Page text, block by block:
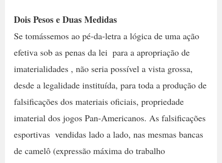
Dois Pesos e Duas Medidas
Se tomássemos ao pé-da-letra a lógica de uma ação
efetiva sob as penas da lei  para a apropriação de
imaterialidades , não seria possível a vista grossa,
desde a legalidade instituída, para toda a produção de
falsificações dos materiais oficiais, propriedade
imaterial dos jogos Pan-Americanos. As falsificações
esportivas  vendidas lado a lado, nas mesmas bancas
de camelô (expressão máxima do trabalho